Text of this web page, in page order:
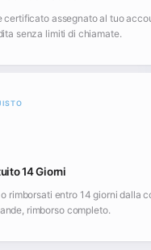
certificato assegnato al tuo
senza limiti di chiamate.
14 Giorni
rimborsati entro 14 giorni dalla
rimborso completo.